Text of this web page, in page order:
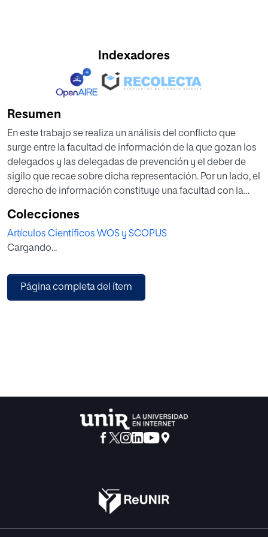
Indexadores
Resumen
En este trabajo se realiza un análisis del conflicto que
surge entre la facultad de información de la que gozan los
delegados y las delegadas de prevención y el deber de
sigilo que recae sobre dicha representación. Por un lado, el
derecho de información constituye una facultad con la
concretamente que se configura como básica para poder
llevar a cabo sus competencias de forma efectiva y eficaz.
Pero, por otro lado, la obligación de sigilo que les es
pueden llevar incluso a desdibujar dicha facultad,
impidiendo el cumplimiento de sus competencias y
Colecciones
Artículos Científicos WOS y SCOPUS
Cargando...
Página completa del ítem